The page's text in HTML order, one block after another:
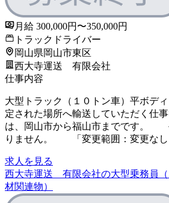
月給 300,000円〜350,000円
トラックドライバー
岡山県岡山市東区
西大寺運送 有限会社
仕事内容
大型トラック（１０トン車）平ボデ
定された場所へ輸送していただく
は、岡山市から福山市までです。
りません。 「変更範囲：変更なし
求人を見る
西大寺運送 有限会社の大型乗務員
材関連物）